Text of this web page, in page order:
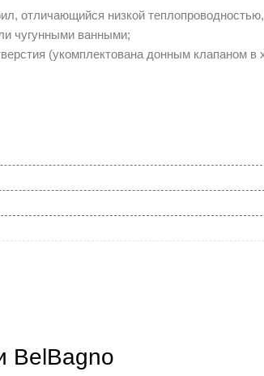
отличающийся низкой
чугунными ванными;
(укомплектована донным клапаном в
BelBagno